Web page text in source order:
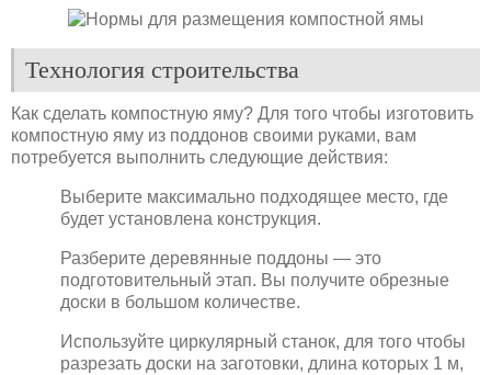
Технология строительства
Как сделать компостную яму? Для того чтобы изготовить
компостную яму из поддонов своими руками, вам
потребуется выполнить следующие действия:
Выберите максимально подходящее место, где
будет установлена конструкция.
Разберите деревянные поддоны — это
подготовительный этап. Вы получите обрезные
доски в большом количестве.
Используйте циркулярный станок, для того чтобы
разрезать доски на заготовки, длина которых 1 м,